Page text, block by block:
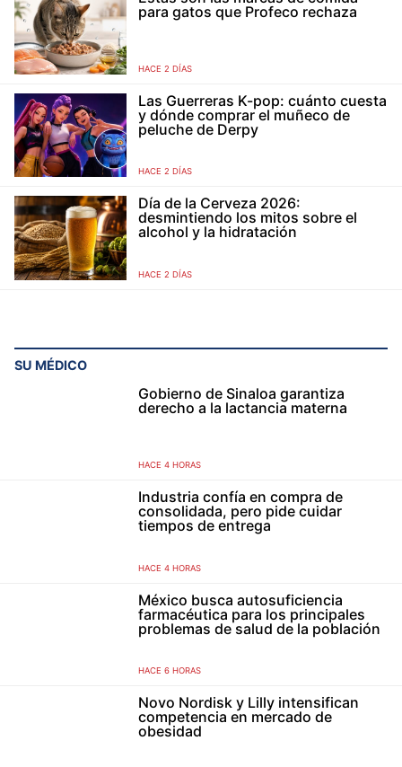
para gatos que Profeco rechaza
HACE 2 DÍAS
Las Guerreras K-pop: cuánto cuesta
y dónde comprar el muñeco de
peluche de Derpy
HACE 2 DÍAS
Día de la Cerveza 2026:
desmintiendo los mitos sobre el
alcohol y la hidratación
HACE 2 DÍAS
SU MÉDICO
Gobierno de Sinaloa garantiza
derecho a la lactancia materna
HACE 4 HORAS
Industria confía en compra de
consolidada, pero pide cuidar
tiempos de entrega
HACE 4 HORAS
México busca autosuficiencia
farmacéutica para los principales
problemas de salud de la población
HACE 6 HORAS
Novo Nordisk y Lilly intensifican
competencia en mercado de
obesidad